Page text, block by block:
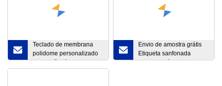
Teclado de membrana
polidome personalizado
com botão tátil de alta
Envio de amostra grátis
Etiqueta sanfonada
Etiquetas térmicas de